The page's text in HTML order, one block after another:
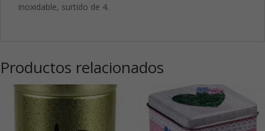
inoxidable, surtido de 4.
Productos relacionados